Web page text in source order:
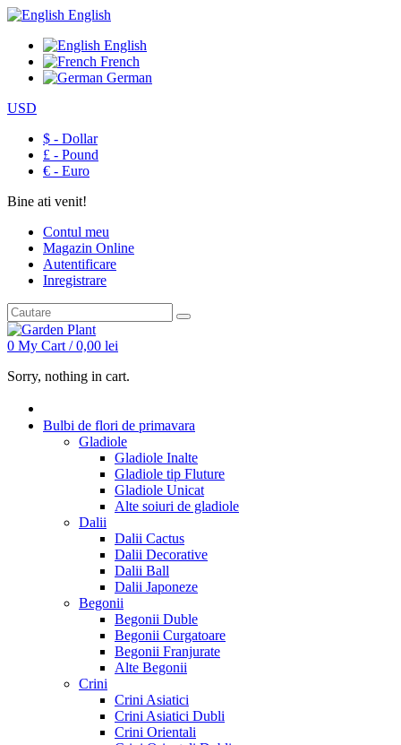
English
English
French
German
USD
$ - Dollar
£ - Pound
€ - Euro
Bine ati venit!
Contul meu
Magazin Online
Autentificare
Inregistrare
0 My Cart /0,00 lei
Sorry, nothing in cart.
Bulbi de flori de primavara
Gladiole
Gladiole Inalte
Gladiole tip Fluture
Gladiole Unicat
Alte soiuri de gladiole
Dalii
Dalii Cactus
Dalii Decorative
Dalii Ball
Dalii Japoneze
Begonii
Begonii Duble
Begonii Curgatoare
Begonii Franjurate
Alte Begonii
Crini
Crini Asiatici
Crini Asiatici Dubli
Crini Orientali